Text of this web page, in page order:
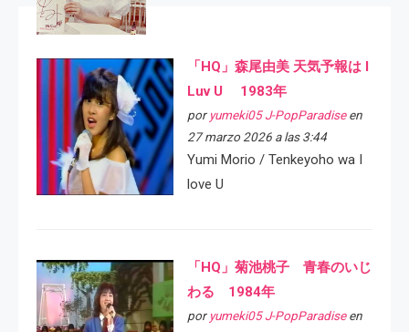
「HQ」森尾由美 天気予報は I
Luv U 1983年
por yumeki05 J-PopParadiseen
27 marzo 2026 a las 3:44
Yumi Morio / Tenkeyoho wa I
love U
「HQ」菊池桃子 青春のいじ
わる 1984年
por yumeki05 J-PopParadiseen